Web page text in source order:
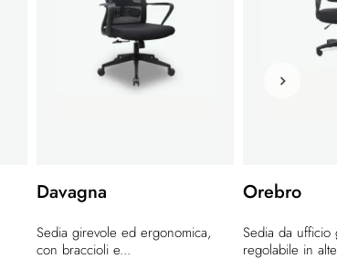
Davagna
Sedia girevole ed ergonomica,
con braccioli e...
Orebro
Sedia da ufficio
regolabile in